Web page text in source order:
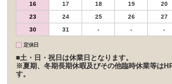
16
17 18 19 20
23
24 25 26 27
30
31 - - -
定休日
■土・日・祝日は休業日となります。
※夏期、冬期長期休暇及びその他臨時休業等は
す。